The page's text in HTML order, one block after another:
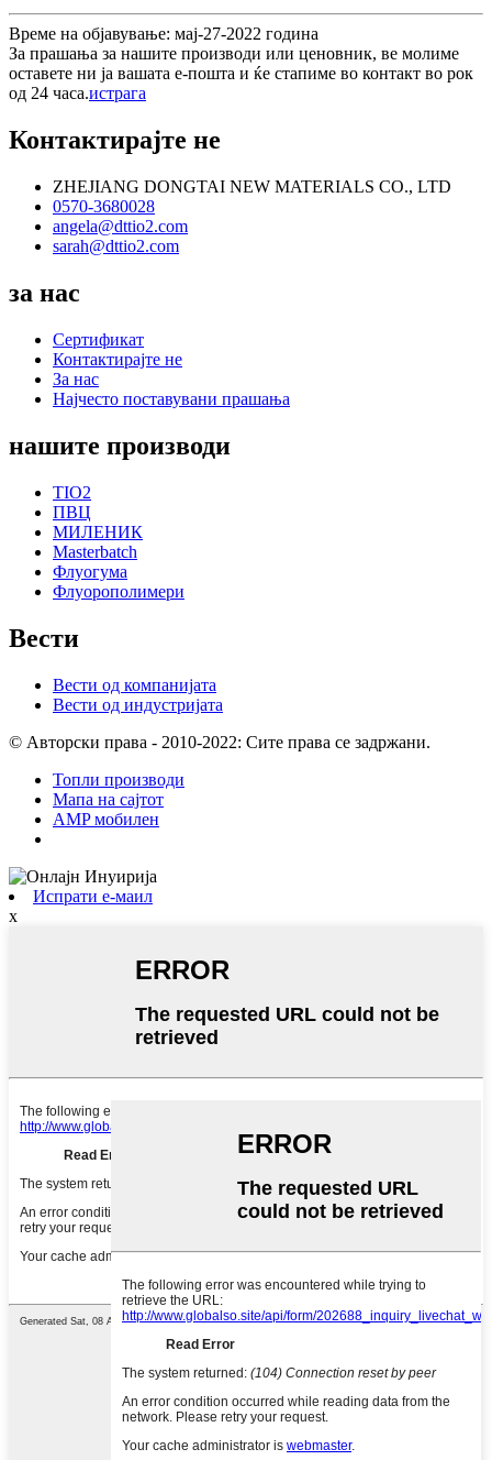
Време на објавување: мај-27-2022 година
За прашања за нашите производи или ценовник, ве молиме
оставете ни ја вашата е-пошта и ќе стапиме во контакт во рок
од 24 часа.истрага
Контактирајте не
ZHEJIANG DONGTAI NEW MATERIALS CO., LTD
0570-3680028
angela@dttio2.com
sarah@dttio2.com
за нас
Сертификат
Контактирајте не
За нас
Најчесто поставувани прашања
нашите производи
TIO2
ПВЦ
МИЛЕНИК
Masterbatch
Флуогума
Флуорополимери
Вести
Вести од компанијата
Вести од индустријата
© Авторски права - 2010-2022: Сите права се задржани.
Топли производи
Мапа на сајтот
AMP мобилен
Испрати е-маил
x